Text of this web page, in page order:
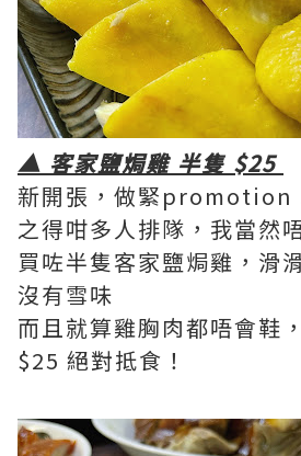
▲ 客家鹽焗雞 半隻 $25
新開張，做緊promotion
之得咁多人排隊，我當然
買咗半隻客家鹽焗雞，滑
沒有雪味
而且就算雞胸肉都唔會鞋
$25 絕對抵食！